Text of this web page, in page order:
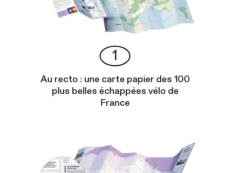
1
Au recto : une carte papier des 100
plus belles échappées vélo de
France